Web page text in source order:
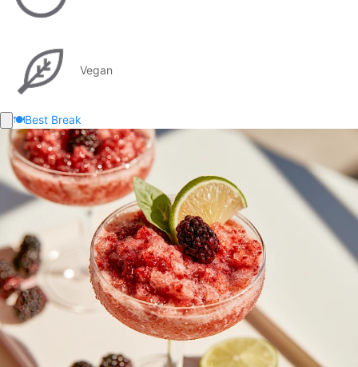
Vegan
🍽️Best Break